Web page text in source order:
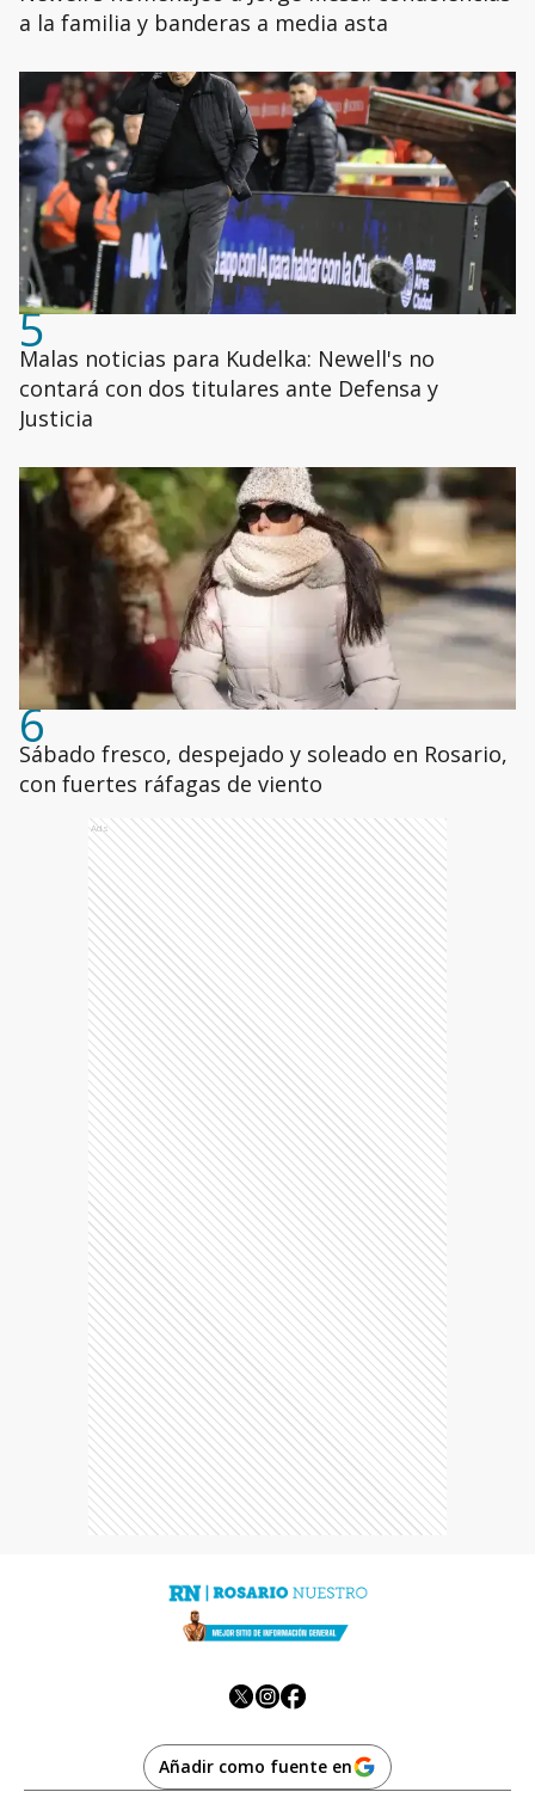
a la familia y banderas a media asta
5
Malas noticias para Kudelka: Newell's no
contará con dos titulares ante Defensa y
Justicia
6
Sábado fresco, despejado y soleado en Rosario,
con fuertes ráfagas de viento
Ads
Añadir como fuente en